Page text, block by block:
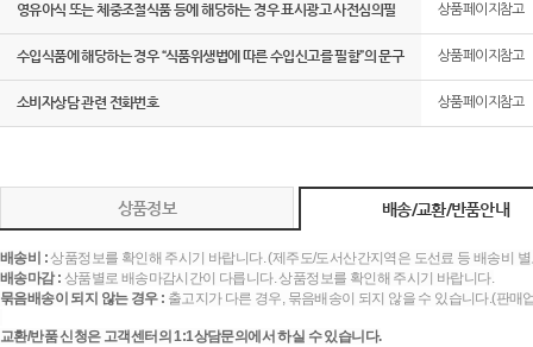
영유아식 또는 체중조절식품 등에 해당하는 경우 표시광고 사전심의필 상품페이지참고
수입식품에 해당하는 경우 “식품위생법에 따른 수입신고를 필함”의 문구 상품페이지참고
소비자상담 관련 전화번호 상품페이지참고
상품정보 배송/교환/반품안내
배송비 :상품정보를 확인해 주시기 바랍니다. (제주도/도서산간지역은 도선료 등 배송비
배송마감 : 상품별로 배송마감시간이 다릅니다. 상품정보를 확인해 주시기 바랍니다.
묶음배송이 되지 않는 경우 : 출고지가 다른 경우, 묶음배송이 되지 않을 수 있습니다.(판
교환/반품 신청은 고객센터의 1:1상담문의에서 하실 수 있습니다.